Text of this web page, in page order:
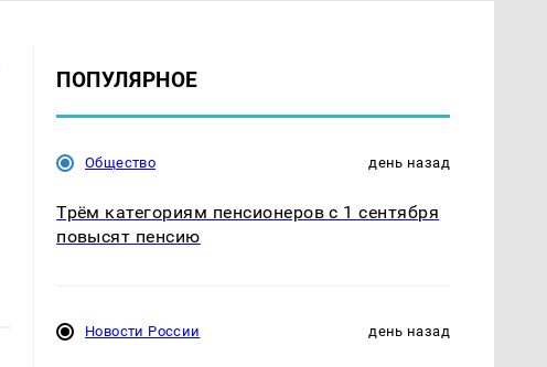
ПОПУЛЯРНОЕ
Общество день назад
Трём категориям пенсионеров с 1 сентября
повысят пенсию
Новости России день назад